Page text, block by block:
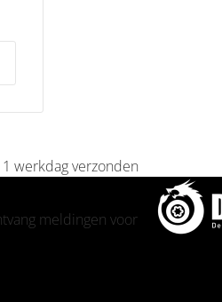
werkdag verzonden
meldingen voor